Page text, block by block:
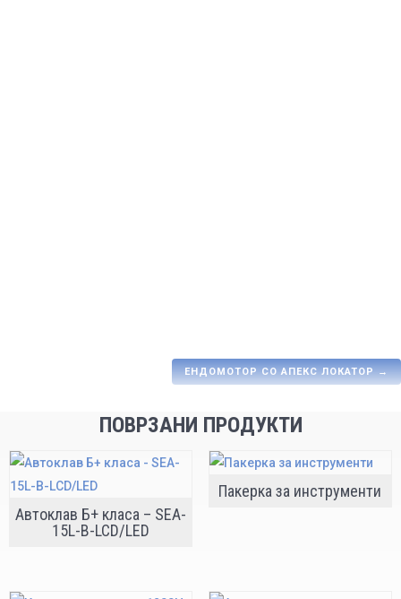
ЕНДОМОТОР СО АПЕКС ЛОКАТОР→
ПОВРЗАНИ ПРОДУКТИ
Автоклав Б+ класа – SEA-
15L-B-LCD/LED
Пакерка за инструменти